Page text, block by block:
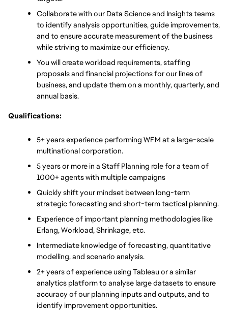
Collaborate with our Data Science and Insights teams
to identify analysis opportunities, guide improvements,
and to ensure accurate measurement of the business
while striving to maximize our efficiency.
You will create workload requirements, staffing
proposals and financial projections for our lines of
business, and update them on a monthly, quarterly, and
annual basis.
Qualifications:
5+ years experience performing WFM at a large-scale
multinational corporation.
5 years or more in a Staff Planning role for a team of
1000+ agents with multiple campaigns
Quickly shift your mindset between long-term
strategic forecasting and short-term tactical planning.
Experience of important planning methodologies like
Erlang, Workload, Shrinkage, etc.
Intermediate knowledge of forecasting, quantitative
modelling, and scenario analysis.
2+ years of experience using Tableau or a similar
analytics platform to analyse large datasets to ensure
accuracy of our planning inputs and outputs, and to
identify improvement opportunities.